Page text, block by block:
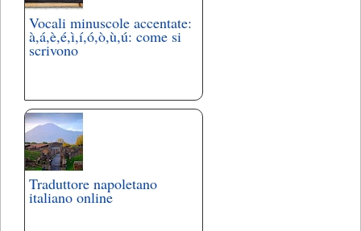
Vocali minuscole accentate:
à,á,è,é,ì,í,ó,ò,ù,ú: come si
scrivono
Traduttore napoletano
italiano online